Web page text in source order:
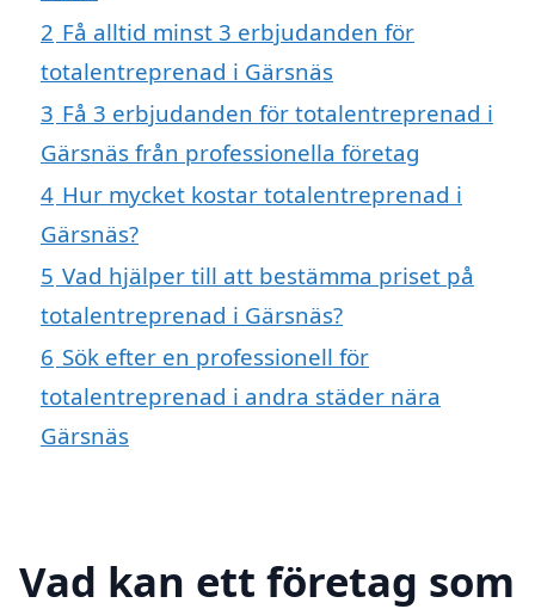
2 Få alltid minst 3 erbjudanden för
totalentreprenad i Gärsnäs
3 Få 3 erbjudanden för totalentreprenad i
Gärsnäs från professionella företag
4 Hur mycket kostar totalentreprenad i
Gärsnäs?
5 Vad hjälper till att bestämma priset på
totalentreprenad i Gärsnäs?
6 Sök efter en professionell för
totalentreprenad i andra städer nära
Gärsnäs
Vad kan ett företag som